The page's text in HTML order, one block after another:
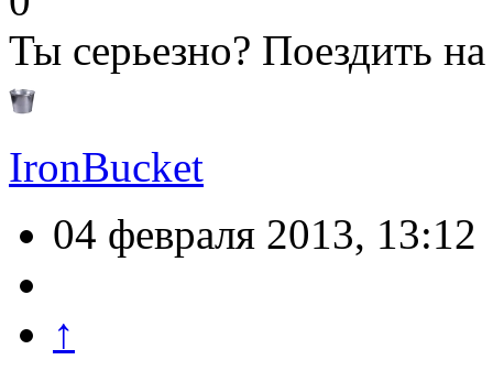
Ты серьезно? Поездить
IronBucket
04 февраля 2013, 13:12
↑